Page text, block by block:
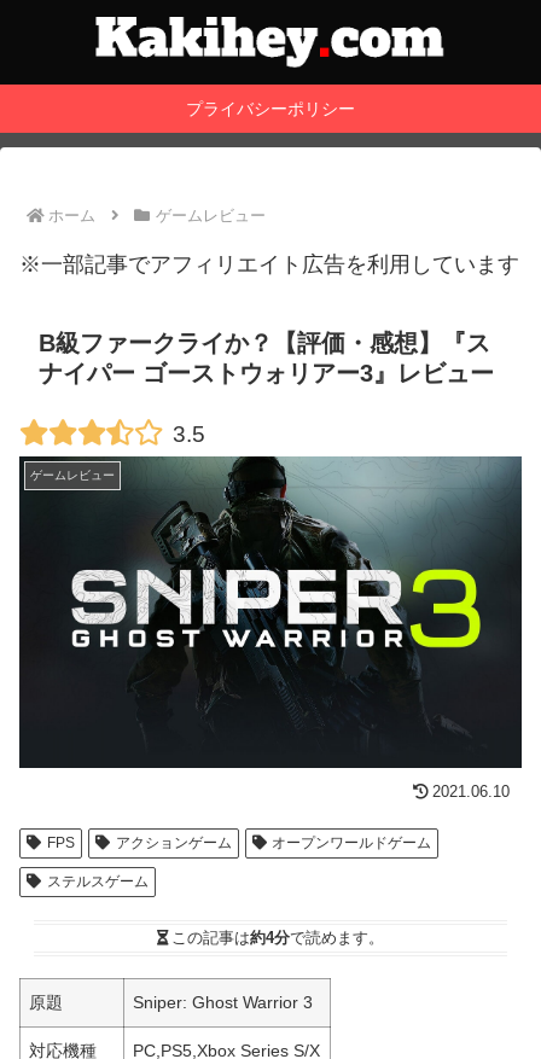
プライバシーポリシー
ホーム ゲームレビュー
※一部記事でアフィリエイト広告を利用しています
B級ファークライか？【評価・感想】『ス
ナイパー ゴーストウォリアー3』レビュー
3.5
ゲームレビュー
2021.06.10
FPS アクションゲーム オープンワールドゲーム
ステルスゲーム
この記事は約4分で読めます。
原題 Sniper: Ghost Warrior 3
対応機種 PC,PS5,Xbox Series S/X